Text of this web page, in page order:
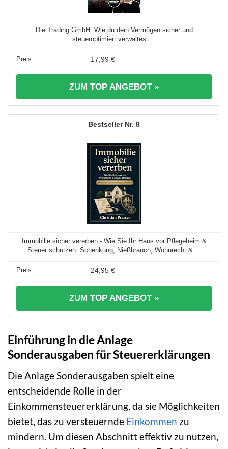
Die Trading GmbH: Wie du dein Vermögen sicher und
steueroptimiert verwaltest ...
17,99 €
ZUM TOP ANGEBOT »
8
Immobilie sicher vererben - Wie Sie Ihr Haus vor Pflegeheim &
Steuer schützen: Schenkung, Nießbrauch, Wohnrecht & ...
24,95 €
ZUM TOP ANGEBOT »
Einführung in die Anlage
Sonderausgaben für Steuererklärungen
Die Anlage Sonderausgaben spielt eine
entscheidende Rolle in der
Einkommensteuererklärung, da sie Möglichkeiten
bietet, das zu versteuernde Einkommen zu
mindern. Um diesen Abschnitt effektiv zu nutzen,